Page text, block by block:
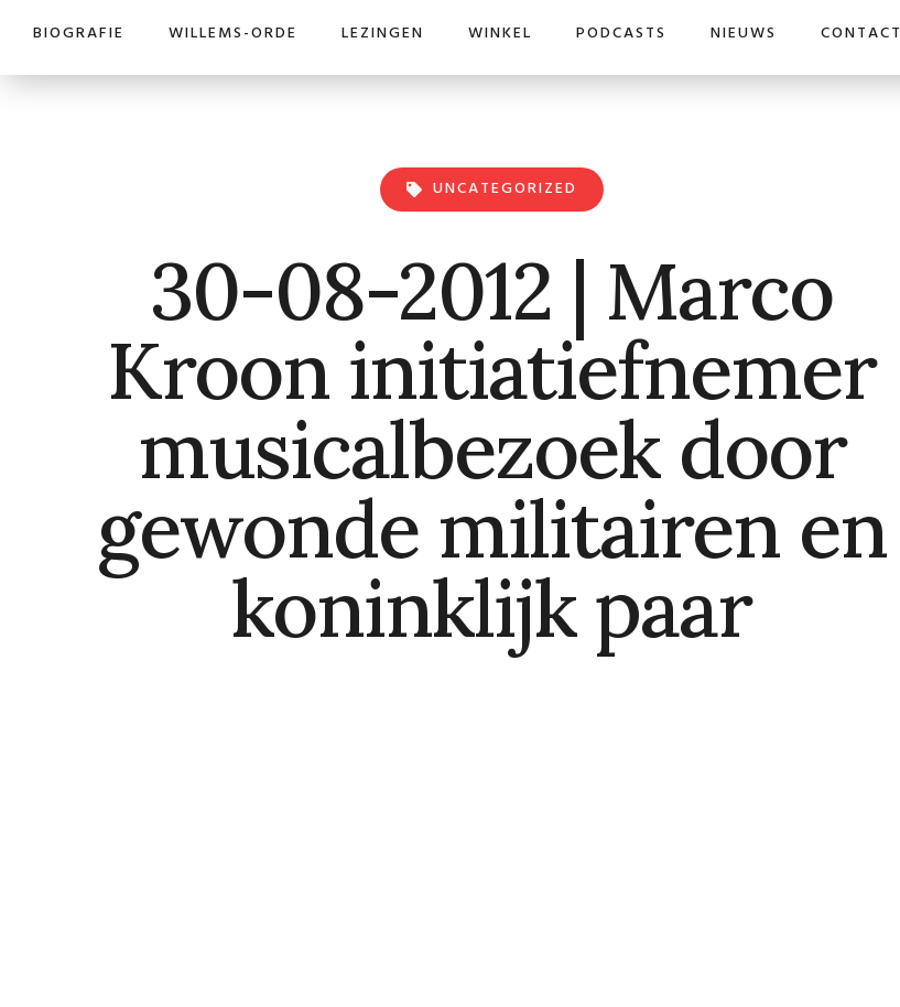
BIOGRAFIE WILLEMS-ORDE LEZINGEN WINKEL PODCASTS NIEUWS CONTACT
UNCATEGORIZED
30-08-2012 | Marco
Kroon initiatiefnemer
musicalbezoek door
gewonde militairen en
koninklijk paar